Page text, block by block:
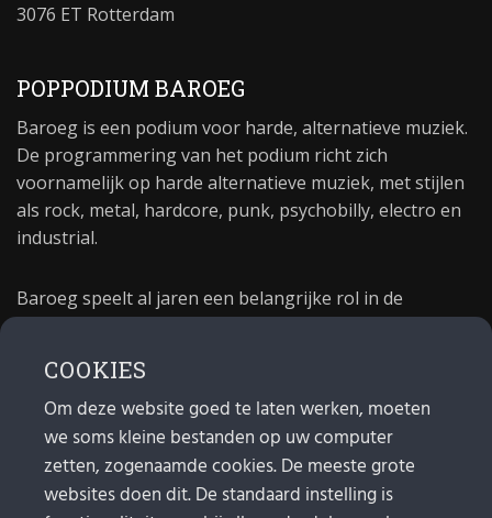
3076 ET Rotterdam
POPPODIUM BAROEG
Baroeg is een podium voor harde, alternatieve muziek.
De programmering van het podium richt zich
voornamelijk op harde alternatieve muziek, met stijlen
als rock, metal, hardcore, punk, psychobilly, electro en
industrial.
Baroeg speelt al jaren een belangrijke rol in de
culturele sector van Rotterdam. In 1981 begon Baroeg
poppodium 40 jaar.
MAIL
Algemeen: info@baroeg.nl
COOKIES
Om deze website goed te laten werken, moeten
we soms kleine bestanden op uw computer
zetten, zogenaamde cookies. De meeste grote
websites doen dit. De standaard instelling is